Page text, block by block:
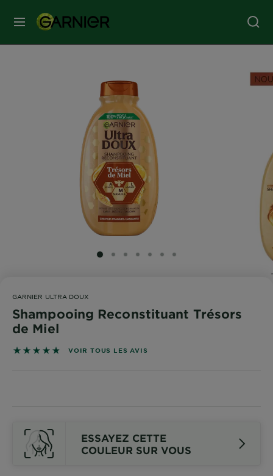
MENU
COLORATION
NOS
ENGAGEMENTS
Garnier x
Gisele
Bündchen
SLIDE 1
SLIDE 2
SLIDE 3
SLIDE 4
SLIDE 5
SLIDE 6
SLIDE 7
GARNIER ULTRA DOUX
Shampooing Reconstituant Trésors
de Miel
4.8276 sur 5 étoiles basé sur les avis
VOIR TOUS LES AVIS
ESSAYEZ CETTE
COULEUR SUR VOUS